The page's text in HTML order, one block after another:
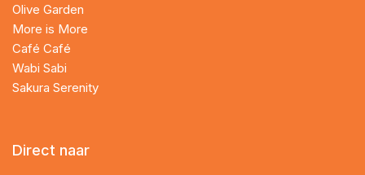
Olive Garden
More is More
Café Café
Wabi Sabi
Sakura Serenity
Direct naar